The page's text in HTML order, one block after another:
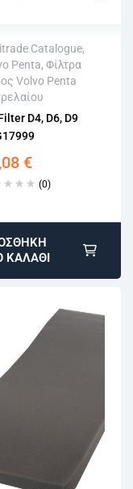
Catalogue,
Penta, Φίλτρα
Volvo Penta
D4, D6, D9
€
(0)
αποστολή
εντός
χωρίς
ΚΑΛΆΘΙ